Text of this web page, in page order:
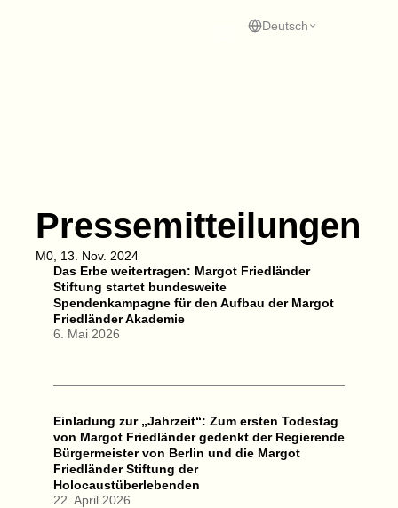
Deutsch
Pressemitteilungen
M0, 13. Nov. 2024
Das Erbe weitertragen: Margot Friedländer
Stiftung startet bundesweite
Spendenkampagne für den Aufbau der Margot
Friedländer Akademie
6. Mai 2026
Einladung zur „Jahrzeit“: Zum ersten Todestag
von Margot Friedländer gedenkt der Regierende
Bürgermeister von Berlin und die Margot
Friedländer Stiftung der
Holocaustüberlebenden
22. April 2026